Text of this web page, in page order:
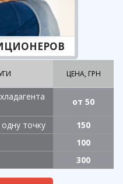
ЦЕНА, ГРН
от 50
точку
150
100
300